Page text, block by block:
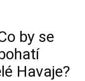
by se
Havaje?